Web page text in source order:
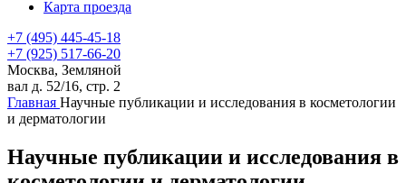
Карта проезда
+7 (495) 445-45-18
+7 (925) 517-66-20
Москва, Земляной
вал д. 52/16, стр. 2
Главная Научные публикации и исследования в косметологии
и дерматологии
Научные публикации и исследования в